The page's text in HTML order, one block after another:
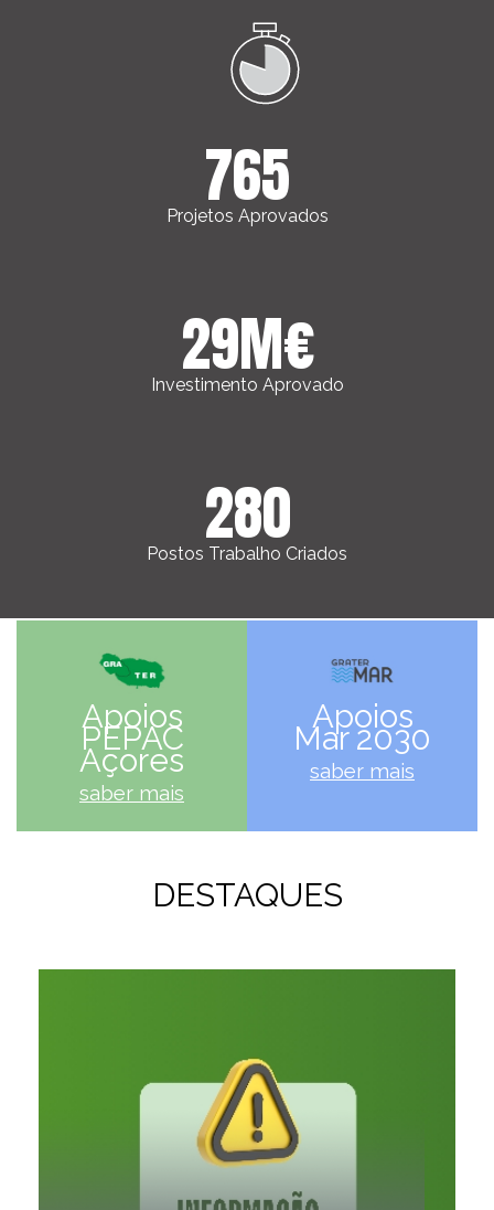
765
Projetos Aprovados
29M€
Investimento Aprovado
280
Postos Trabalho Criados
Apoios
PEPAC
Açores
saber mais
Apoios
Mar 2030
saber mais
DESTAQUES